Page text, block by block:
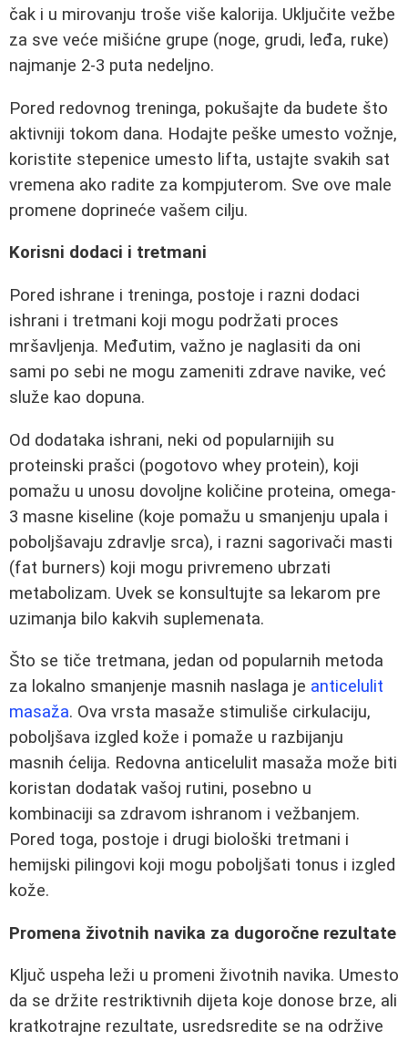
čak i u mirovanju troše više kalorija. Uključite vežbe
za sve veće mišićne grupe (noge, grudi, leđa, ruke)
najmanje 2-3 puta nedeljno.
Pored redovnog treninga, pokušajte da budete što
aktivniji tokom dana. Hodajte peške umesto vožnje,
koristite stepenice umesto lifta, ustajte svakih sat
vremena ako radite za kompjuterom. Sve ove male
promene doprineće vašem cilju.
Korisni dodaci i tretmani
Pored ishrane i treninga, postoje i razni dodaci
ishrani i tretmani koji mogu podržati proces
mršavljenja. Međutim, važno je naglasiti da oni
sami po sebi ne mogu zameniti zdrave navike, već
služe kao dopuna.
Od dodataka ishrani, neki od popularnijih su
proteinski prašci (pogotovo whey protein), koji
pomažu u unosu dovoljne količine proteina, omega-
3 masne kiseline (koje pomažu u smanjenju upala i
poboljšavaju zdravlje srca), i razni sagorivači masti
(fat burners) koji mogu privremeno ubrzati
metabolizam. Uvek se konsultujte sa lekarom pre
uzimanja bilo kakvih suplemenata.
Što se tiče tretmana, jedan od popularnih metoda
za lokalno smanjenje masnih naslaga je anticelulit
masaža. Ova vrsta masaže stimuliše cirkulaciju,
poboljšava izgled kože i pomaže u razbijanju
masnih ćelija. Redovna anticelulit masaža može biti
koristan dodatak vašoj rutini, posebno u
kombinaciji sa zdravom ishranom i vežbanjem.
Pored toga, postoje i drugi biološki tretmani i
hemijski pilingovi koji mogu poboljšati tonus i izgled
kože.
Promena životnih navika za dugoročne rezultate
Ključ uspeha leži u promeni životnih navika. Umesto
da se držite restriktivnih dijeta koje donose brze, ali
kratkotrajne rezultate, usredsredite se na održive